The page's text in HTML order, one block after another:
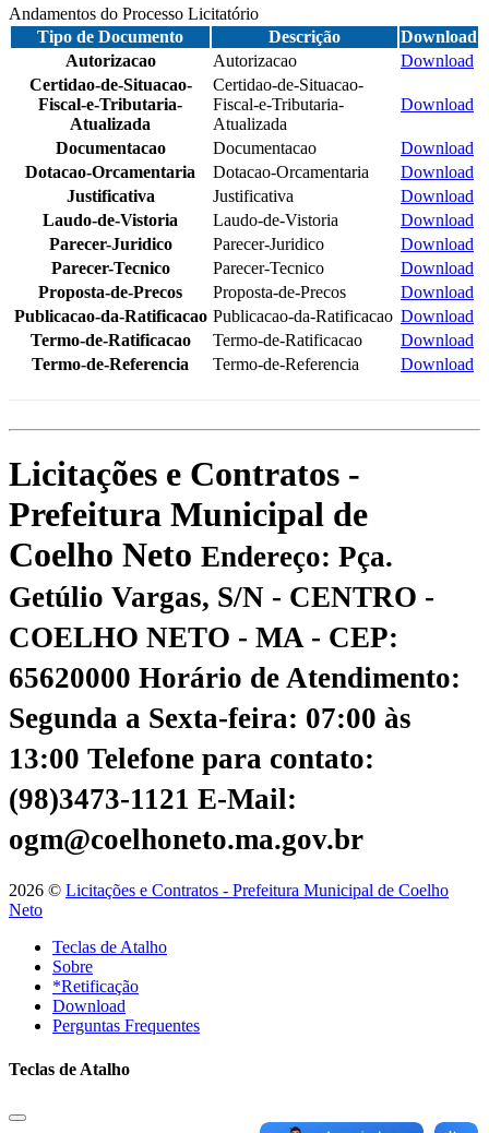
Andamentos do Processo Licitatório
Tipo de Documento
Descrição
Download
Autorizacao
Autorizacao
Download
Certidao-de-Situacao-
Fiscal-e-Tributaria-
Atualizada
Certidao-de-Situacao-
Fiscal-e-Tributaria-
Atualizada
Download
Documentacao Documentacao
Download
Dotacao-Orcamentaria
Dotacao-Orcamentaria
Download
Justificativa
Justificativa
Download
Laudo-de-Vistoria
Laudo-de-Vistoria
Download
Parecer-Juridico
Parecer-Juridico
Download
Parecer-Tecnico
Parecer-Tecnico
Download
Proposta-de-Precos
Proposta-de-Precos
Download
Publicacao-da-Ratificacao Publicacao-da-Ratificacao Download
Termo-de-Ratificacao
Termo-de-Ratificacao
Download
Termo-de-Referencia
Termo-de-Referencia Download
Licitações e Contratos -
Prefeitura Municipal de
Coelho Neto Endereço: Pça.
Getúlio Vargas, S/N - CENTRO -
COELHO NETO - MA - CEP:
65620000 Horário de Atendimento:
Segunda a Sexta-feira: 07:00 às
13:00 Telefone para contato:
(98)3473-1121 E-Mail:
ogm@coelhoneto.ma.gov.br
2026 © Licitações e Contratos - Prefeitura Municipal de Coelho
Neto
Teclas de Atalho
Sobre
*Retificação
Download
Perguntas Frequentes
Teclas de Atalho